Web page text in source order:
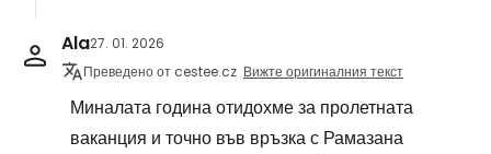
Ala27. 01. 2026
Преведено от cestee.cz Вижте оригиналния текст
Миналата година отидохме за пролетната
ваканция и точно във връзка с Рамазана